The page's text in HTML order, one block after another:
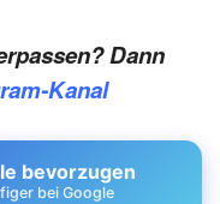
Dann
Kanal
bevorzugen
bei Google